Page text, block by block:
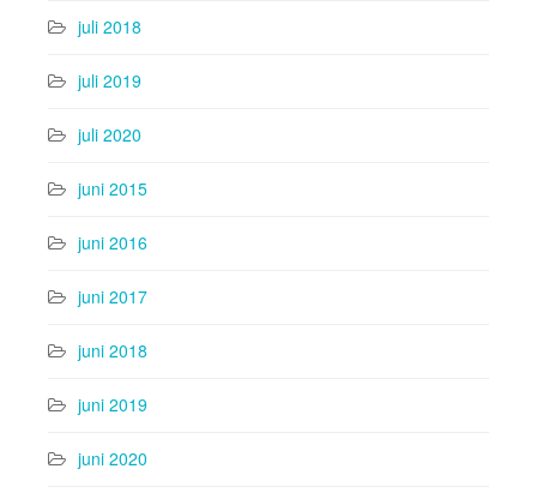
juli 2018
juli 2019
juli 2020
juni 2015
juni 2016
juni 2017
juni 2018
juni 2019
juni 2020